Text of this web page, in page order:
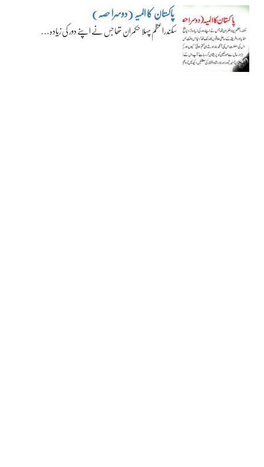
پاکستان کا المیہ (دوسرا حصہ)
سکندراعظم پہلا حکمران تھا جس نے اپنے دور کی زیادہ…